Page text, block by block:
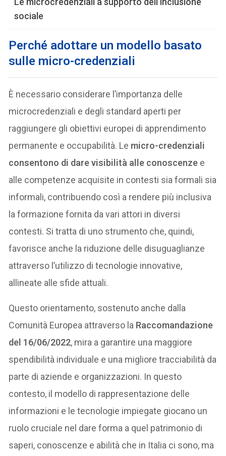
sociale
Perché adottare un modello basato
sulle micro-credenziali
È necessario considerare l’importanza delle
microcredenziali e degli standard aperti per
raggiungere gli obiettivi europei di apprendimento
permanente e occupabilità. Le micro-credenziali
consentono di dare visibilità alle conoscenze e
alle competenze acquisite in contesti sia formali sia
informali, contribuendo così a rendere più inclusiva
la formazione fornita da vari attori in diversi
contesti. Si tratta di uno strumento che, quindi,
favorisce anche la riduzione delle disuguaglianze
attraverso l’utilizzo di tecnologie innovative,
allineate alle sfide attuali.
Questo orientamento, sostenuto anche dalla
Comunità Europea attraverso la Raccomandazione
del 16/06/2022, mira a garantire una maggiore
spendibilità individuale e una migliore tracciabilità da
parte di aziende e organizzazioni. In questo
contesto, il modello di rappresentazione delle
informazioni e le tecnologie impiegate giocano un
ruolo cruciale nel dare forma a quel patrimonio di
saperi, conoscenze e abilità che in Italia ci sono, ma